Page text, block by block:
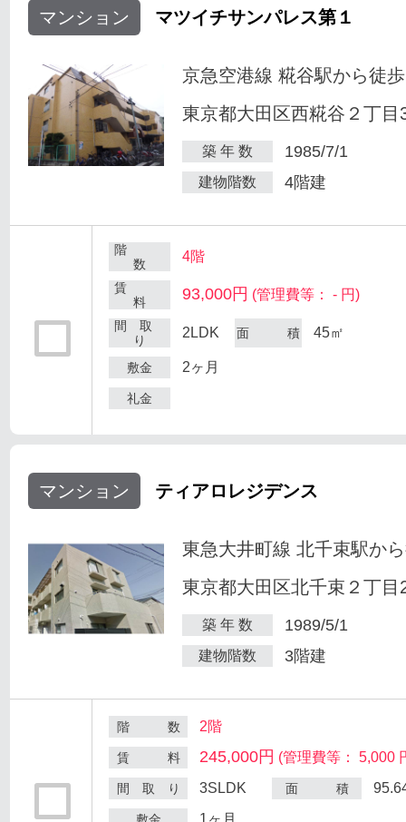
マンション マツイチサンパレス第１
京急空港線 糀谷駅から徒
東京都大田区西糀谷２丁目
築 年 数 1985/7/1
建物階数 4階建
階
数
4階
賃
料
93,000円 (管理費等： - 円)
間 取
り
2LDK 面 積 45㎡
敷金 2ヶ月
礼金
マンション ティアロレジデンス
東急大井町線 北千束駅か
東京都大田区北千束２丁目
築 年 数 1989/5/1
建物階数 3階建
階 数 2階
賃 料 245,000円 (管理費等： 5,000
間 取 り 3SLDK 面 積
敷金 1ヶ月